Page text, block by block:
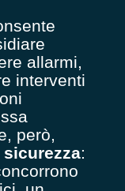
allarmi,
interventi
però,
: